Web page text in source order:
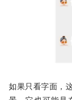
如果只看字面，